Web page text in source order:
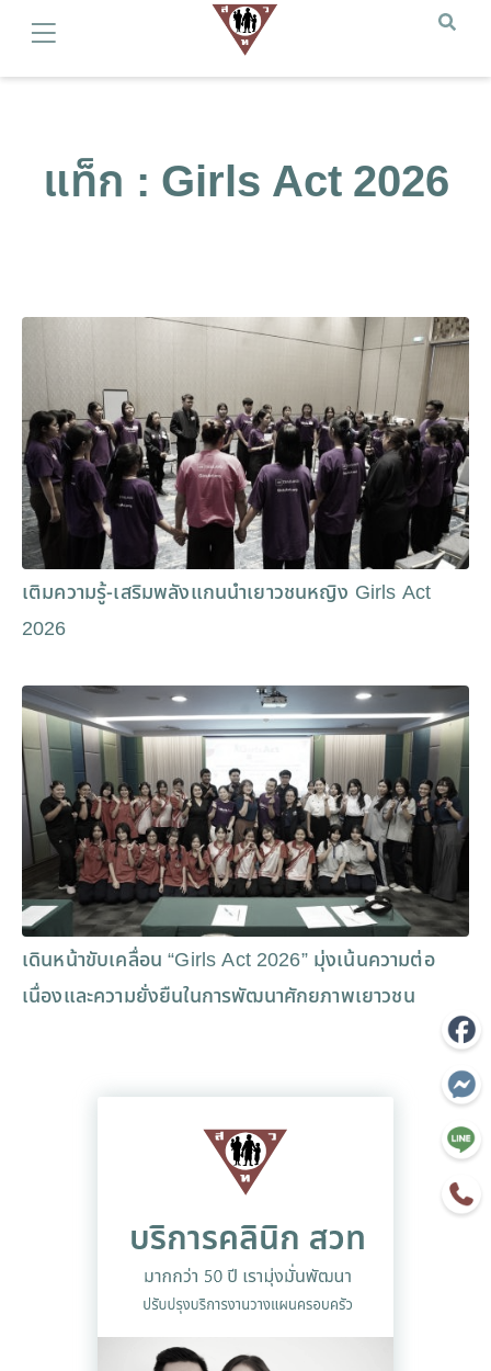
แท็ก : Girls Act 2026
เติมความรู้-เสริมพลังแกนนำเยาวชนหญิง Girls Act
2026
เดินหน้าขับเคลื่อน “Girls Act 2026” มุ่งเน้นความต่อ
เนื่องและความยั่งยืนในการพัฒนาศักยภาพเยาวชน